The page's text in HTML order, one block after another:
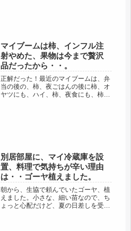
マイブームは柿、インフル注
射やめた、果物は今まで贅沢
品だったから・・。
正解だった！最近のマイブームは、弁
当の後の、柿、夜ごはんの後に柿、オ
ヤツにも、ハイ、柿、夜食にも、柿で
別居部屋に、マイ冷蔵庫を設
置、料理で気持ちが辛い理由
は・・ゴーヤ植えました。
朝から、生協で頼んでいたゴーヤ、植
えました。小さな、細い苗なので、ち
ょっと心配だけど、夏の日差しを受け